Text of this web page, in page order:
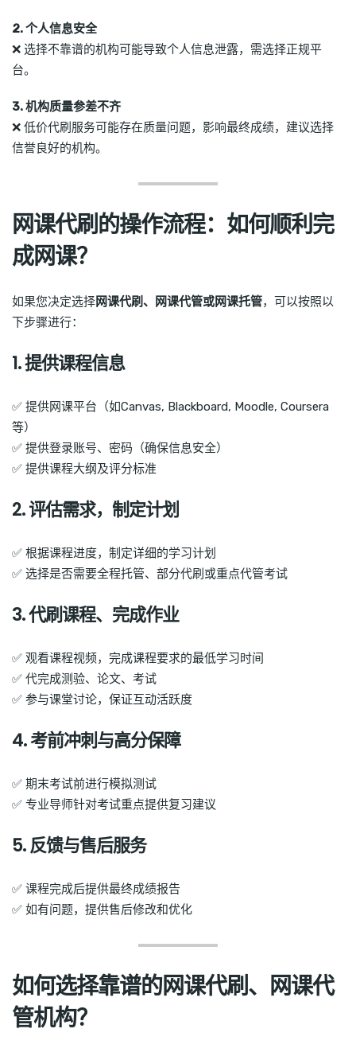
2. 个人信息安全
❌ 选择不靠谱的机构可能导致个人信息泄露，需选择正规平
台。
3. 机构质量参差不齐
❌ 低价代刷服务可能存在质量问题，影响最终成绩，建议选择
信誉良好的机构。
网课代刷的操作流程：如何顺利完
成网课？
如果您决定选择网课代刷、网课代管或网课托管，可以按照以
下步骤进行：
1. 提供课程信息
✅ 提供网课平台（如Canvas, Blackboard, Moodle, Coursera
等）
✅ 提供登录账号、密码（确保信息安全）
✅ 提供课程大纲及评分标准
2. 评估需求，制定计划
✅ 根据课程进度，制定详细的学习计划
✅ 选择是否需要全程托管、部分代刷或重点代管考试
3. 代刷课程、完成作业
✅ 观看课程视频，完成课程要求的最低学习时间
✅ 代完成测验、论文、考试
✅ 参与课堂讨论，保证互动活跃度
4. 考前冲刺与高分保障
✅ 期末考试前进行模拟测试
✅ 专业导师针对考试重点提供复习建议
5. 反馈与售后服务
✅ 课程完成后提供最终成绩报告
✅ 如有问题，提供售后修改和优化
如何选择靠谱的网课代刷、网课代
管机构？